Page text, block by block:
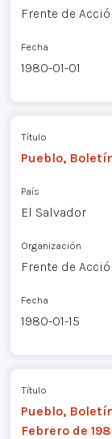
Frente de
Fecha
1980-01-01
Título
Pueblo,
País
El Salvador
Organización
Frente de
Fecha
1980-01-15
Título
Pueblo,
Febrero de